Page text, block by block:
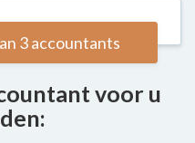
3 accountants
voor u